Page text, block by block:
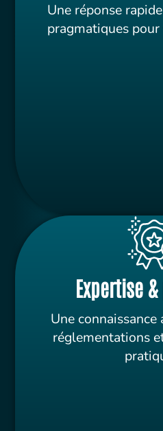
Une réponse
pragmatiques
Expertise
Une
réglementations